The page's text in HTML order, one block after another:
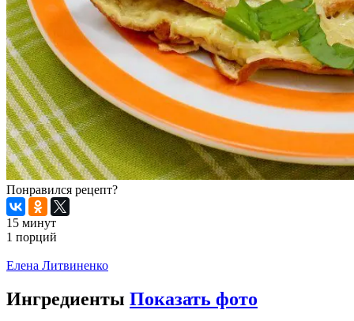
Понравился рецепт?
15 минут
1 порций
Елена Литвиненко
Ингредиенты Показать фото